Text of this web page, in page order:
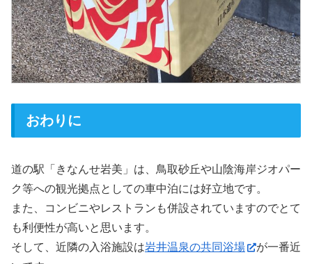
おわりに
道の駅「きなんせ岩美」は、鳥取砂丘や山陰海岸ジオパー
ク等への観光拠点としての車中泊には好立地です。
また、コンビニやレストランも併設されていますのでとて
も利便性が高いと思います。
そして、近隣の入浴施設は岩井温泉の共同浴場
が一番近